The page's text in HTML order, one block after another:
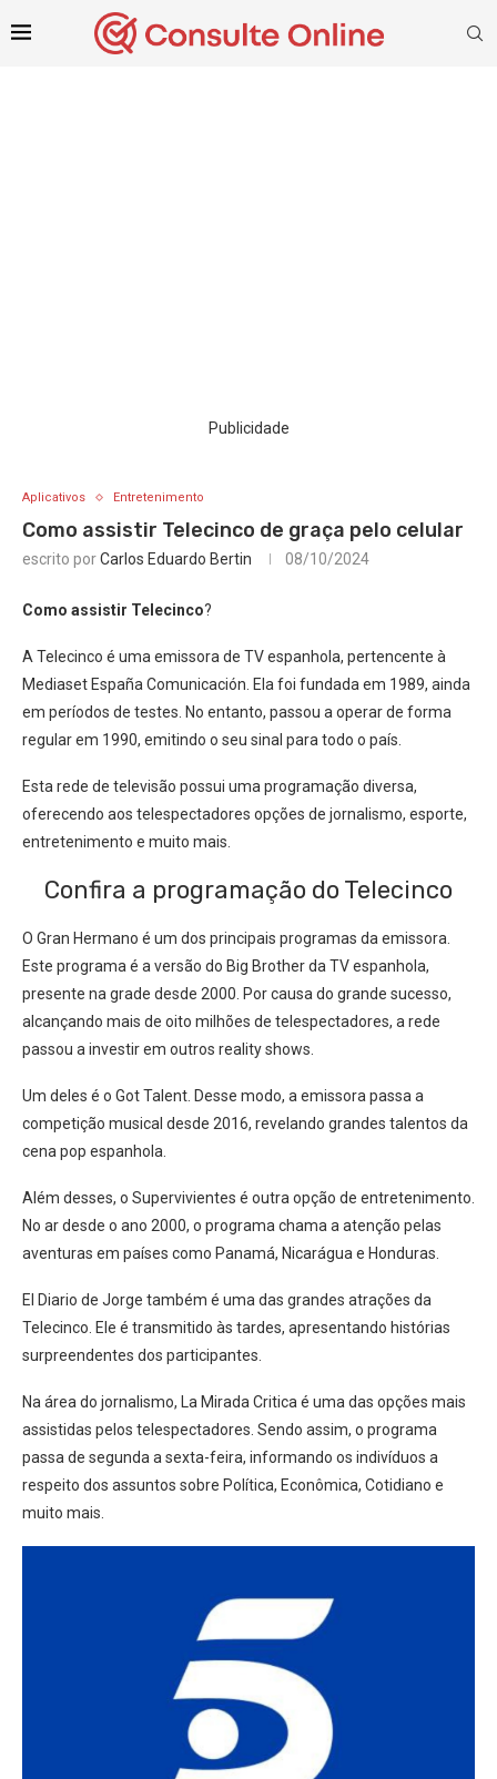
Publicidade
Aplicativos Entretenimento
Como assistir Telecinco de graça pelo celular
escrito porCarlos Eduardo Bertin 08/10/2024
Como assistir Telecinco?
A Telecinco é uma emissora de TV espanhola, pertencente à
Mediaset España Comunicación. Ela foi fundada em 1989, ainda
em períodos de testes. No entanto, passou a operar de forma
regular em 1990, emitindo o seu sinal para todo o país.
Esta rede de televisão possui uma programação diversa,
oferecendo aos telespectadores opções de jornalismo, esporte,
entretenimento e muito mais.
Confira a programação do Telecinco
O Gran Hermano é um dos principais programas da emissora.
Este programa é a versão do Big Brother da TV espanhola,
presente na grade desde 2000. Por causa do grande sucesso,
alcançando mais de oito milhões de telespectadores, a rede
passou a investir em outros reality shows.
Um deles é o Got Talent. Desse modo, a emissora passa a
competição musical desde 2016, revelando grandes talentos da
cena pop espanhola.
Além desses, o Supervivientes é outra opção de entretenimento.
No ar desde o ano 2000, o programa chama a atenção pelas
aventuras em países como Panamá, Nicarágua e Honduras.
El Diario de Jorge também é uma das grandes atrações da
Telecinco. Ele é transmitido às tardes, apresentando histórias
surpreendentes dos participantes.
Na área do jornalismo, La Mirada Critica é uma das opções mais
assistidas pelos telespectadores. Sendo assim, o programa
passa de segunda a sexta-feira, informando os indivíduos a
respeito dos assuntos sobre Política, Econômica, Cotidiano e
muito mais.